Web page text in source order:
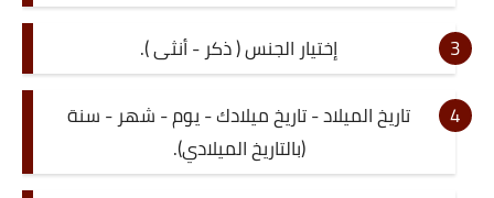
إختيار الجنس ( ذكر - أنثى ).
تاريخ الميلاد - تاريخ ميلادك - يوم - شهر - سنة
(بالتاريخ الميلادي).